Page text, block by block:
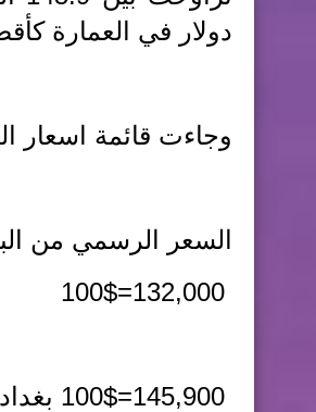
دولار في العمارة
وجاءت قائمة اسعار
السعر الرسمي من
100$=132,000
100$=145,900 بغداد